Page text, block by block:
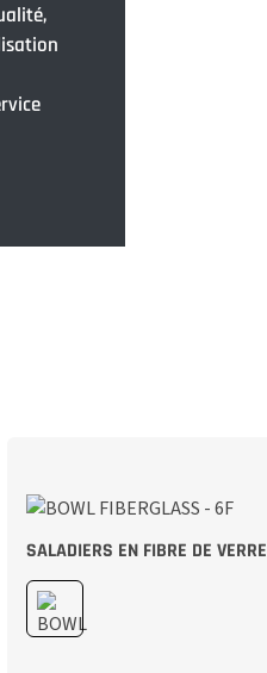
SALADIERS EN FIBRE DE VERRE